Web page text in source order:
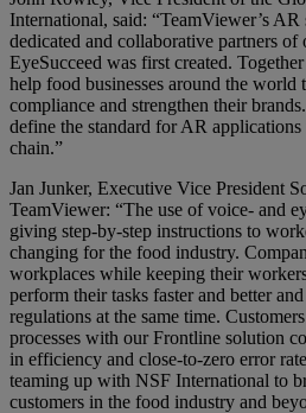
International, said: “TeamViewer’s AR
dedicated and collaborative partners of
EyeSucceed was first created.
help food businesses around the world
compliance and strengthen their
define the standard for AR
chain.”
Jan Junker, Executive Vice President
TeamViewer: “The use of voice- and
giving step-by-step instructions to
changing for the food industry.
workplaces while keeping their
perform their tasks faster and better
regulations at the same time.
processes with our Frontline solution
in efficiency and close-to-zero error
teaming up with NSF International to
customers in the food industry and